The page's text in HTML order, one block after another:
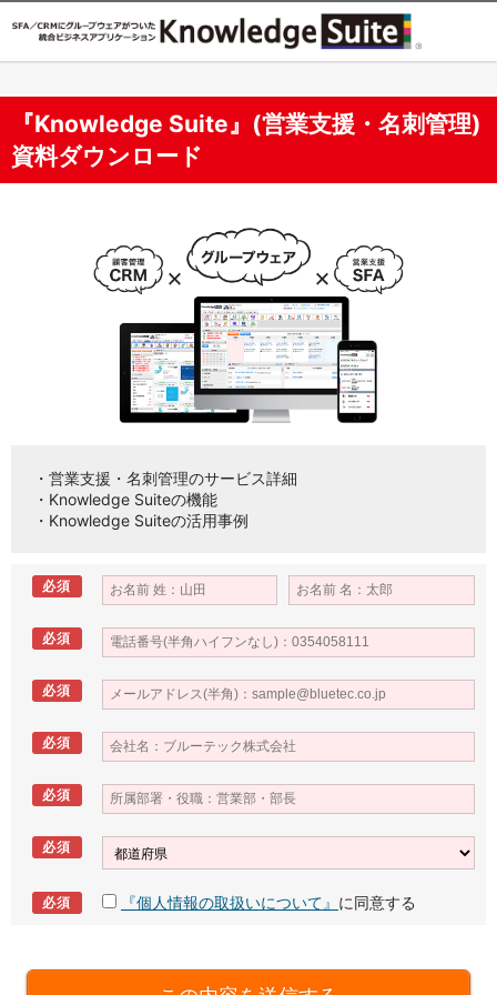
『Knowledge Suite』(営業支援・名刺管理)
資料ダウンロード
・営業支援・名刺管理のサービス詳細
・Knowledge Suiteの機能
・Knowledge Suiteの活用事例
必須
必須
必須
必須
必須
必須
必須 『個人情報の取扱いについて』 に同意する